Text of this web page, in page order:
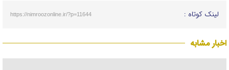
لینک کوتاه : https://nimroozonline.ir/?p=11644
اخبار مشابه